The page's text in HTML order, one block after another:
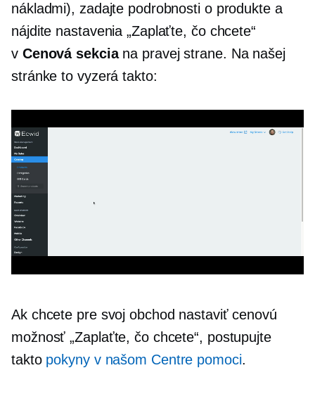
nákladmi), zadajte podrobnosti o produkte a
nájdite nastavenia „Zaplaťte, čo chcete“
v Cenová sekciana pravej strane. Na našej
stránke to vyzerá takto:
Ak chcete pre svoj obchod nastaviť cenovú
možnosť „Zaplaťte, čo chcete“, postupujte
takto pokyny v našom Centre pomoci.